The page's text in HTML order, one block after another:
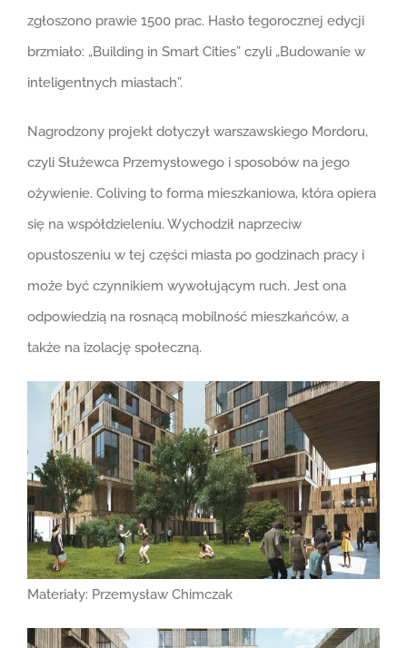
zgłoszono prawie 1500 prac. Hasło tegorocznej edycji
brzmiało: „Building in Smart Cities” czyli „Budowanie w
inteligentnych miastach”.
Nagrodzony projekt dotyczył warszawskiego Mordoru,
czyli Służewca Przemysłowego i sposobów na jego
ożywienie. Coliving to forma mieszkaniowa, która opiera
się na współdzieleniu. Wychodził naprzeciw
opustoszeniu w tej części miasta po godzinach pracy i
może być czynnikiem wywołującym ruch. Jest ona
odpowiedzią na rosnącą mobilność mieszkańców, a
także na izolację społeczną.
Materiały: Przemysław Chimczak